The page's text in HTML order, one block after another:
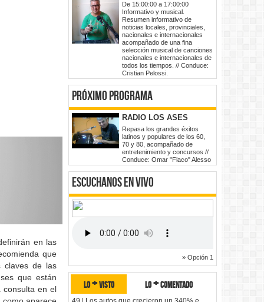
en las
que
claves de las
que están
consulta en el
De 15:00:00 a 17:00:00
Informativo y musical.
Resumen informativo de
noticias locales, provinciales,
nacionales e internacionales
acompañado de una fina
selección musical de canciones
nacionales e internacionales de
todos los tiempos. // Conduce:
Cristian Pelossi.
Próximo Programa
RADIO LOS ASES
Repasa los grandes éxitos
latinos y populares de los 60,
70 y 80, acompañado de
entretenimiento y concursos //
Conduce: Omar "Flaco" Alesso
Escuchanos en vivo
» Opción 1
lo + visto lo + comentado